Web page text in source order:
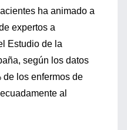
ha animado a
expertos a
Estudio de la
según los datos
los enfermos de
al